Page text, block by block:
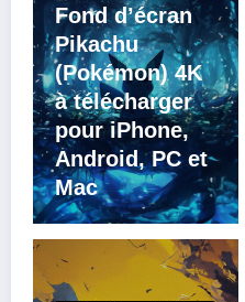
Fond d’écran
Pikachu
(Pokémon) 4K
à télécharger
pour iPhone,
Android, PC et
Mac